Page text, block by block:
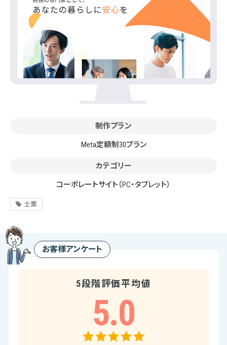
制作プラン
Meta定額制30プラン
カテゴリー
コーポレートサイト （PC・タブレット）
士業
お客様アンケート
5段階評価平均値
5.0